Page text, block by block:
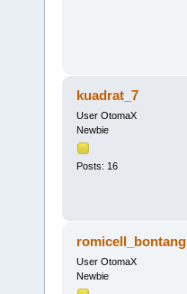
kuadrat_7
User OtomaX
Newbie
Posts: 16
romicell_bontang
User OtomaX
Newbie